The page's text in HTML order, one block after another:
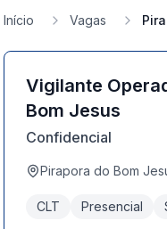
Início Vagas
Vigilante
Bom Jesus
Confidencial
Pirapora do Bom
CLT Presencial